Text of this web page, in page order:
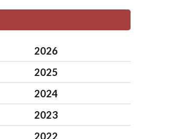
2026
2025
2024
2023
2022